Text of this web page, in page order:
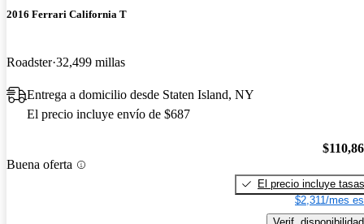
2016 Ferrari California T
Roadster 32,499 millas
Entrega a domicilio desde Staten Island, NY
El precio incluye envío de $687
Buena oferta
El precio incluye tasas
$2,311/mes